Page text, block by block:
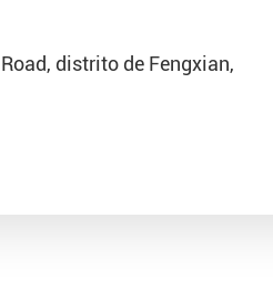
distrito de Fengxian,